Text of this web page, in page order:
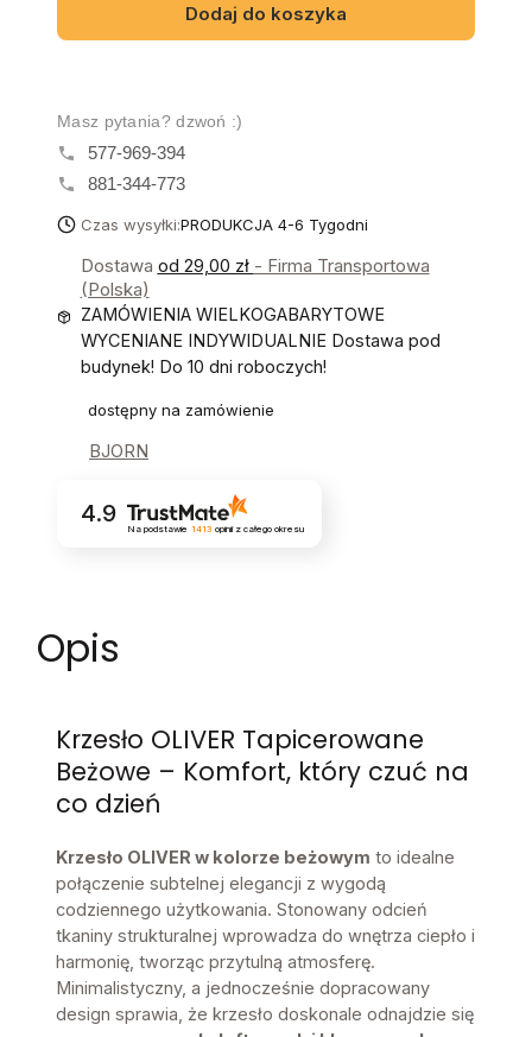
Dodaj do koszyka
Masz pytania? dzwoń :)
577-969-394
881-344-773
Czas wysyłki:PRODUKCJA 4-6 Tygodni
Dostawa od 29,00 zł - Firma Transportowa
(Polska)
ZAMÓWIENIA WIELKOGABARYTOWE
WYCENIANE INDYWIDUALNIE Dostawa pod
budynek! Do 10 dni roboczych!
dostępny na zamówienie
BJORN
4.9
Na podstawie 1413 opinii z całego okresu
Opis
Krzesło OLIVER Tapicerowane
Beżowe – Komfort, który czuć na
co dzień
Krzesło OLIVER w kolorze beżowym to idealne
połączenie subtelnej elegancji z wygodą
codziennego użytkowania. Stonowany odcień
tkaniny strukturalnej wprowadza do wnętrza ciepło i
harmonię, tworząc przytulną atmosferę.
Minimalistyczny, a jednocześnie dopracowany
design sprawia, że krzesło doskonale odnajdzie się